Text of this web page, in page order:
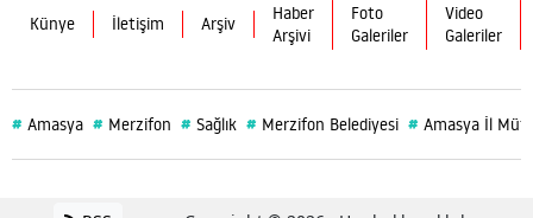
Künye İletişim Arşiv
Haber
Arşivi
Foto
Galeriler
Video
Galeriler
# Amasya # Merzifon # Sağlık # Merzifon Belediyesi # Amasya İl